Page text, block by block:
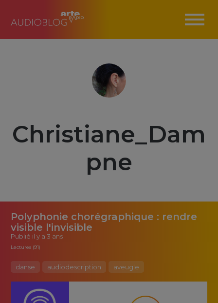
Christiane_Dam
pne
Polyphonie chorégraphique : rendre
visible l'invisible
Publié il y a 3 ans
Lectures (91)
danse audiodescription aveugle